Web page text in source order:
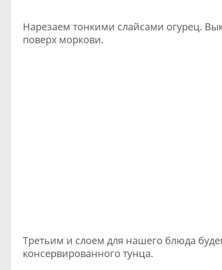
Нарезаем тонкими слайсами огурец.
поверх моркови.
Третьим и слоем для нашего блюда
консервированного тунца.